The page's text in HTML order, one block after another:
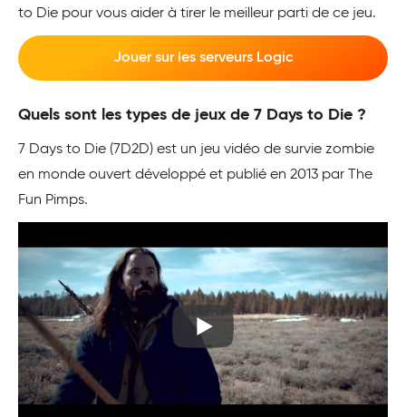
to Die pour vous aider à tirer le meilleur parti de ce jeu.
Jouer sur les serveurs Logic
Quels sont les types de jeux de 7 Days to Die ?
7 Days to Die (7D2D) est un jeu vidéo de survie zombie
en monde ouvert développé et publié en 2013 par The
Fun Pimps.